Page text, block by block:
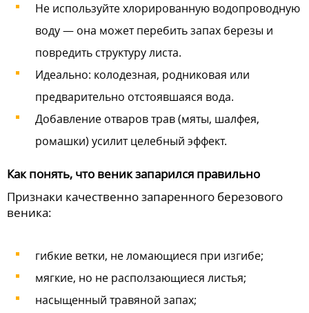
Не используйте хлорированную водопроводную
воду — она может перебить запах березы и
повредить структуру листа.
Идеально: колодезная, родниковая или
предварительно отстоявшаяся вода.
Добавление отваров трав (мяты, шалфея,
ромашки) усилит целебный эффект.
Как понять, что веник запарился правильно
Признаки качественно запаренного березового
веника:
гибкие ветки, не ломающиеся при изгибе;
мягкие, но не расползающиеся листья;
насыщенный травяной запах;